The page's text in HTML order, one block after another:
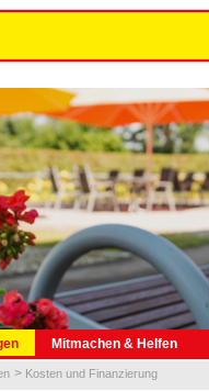
Mitmachen & Helfen
Kosten und Finanzierung